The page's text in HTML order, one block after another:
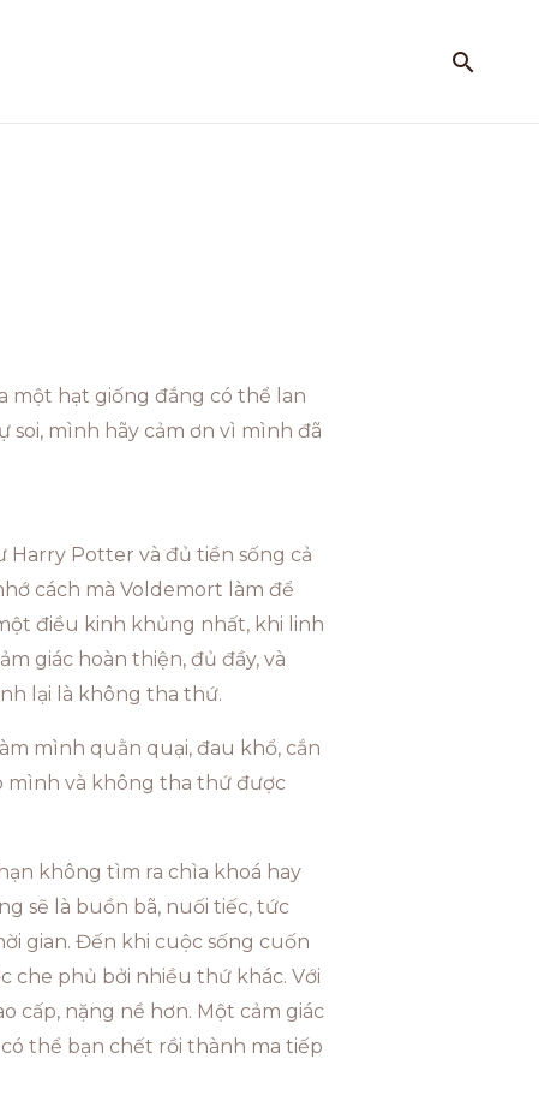
một hạt giống đắng có thể lan
mình hãy cảm ơn vì mình đã
Potter và đủ tiền sống cả
cách mà Voldemort làm để
điều kinh khủng nhất, khi linh
giác hoàn thiện, đủ đầy, và
lại là không tha thứ.
mình quằn quại, đau khổ, cắn
mình và không tha thứ được
không tìm ra chìa khoá hay
sẽ là buồn bã, nuối tiếc, tức
gian. Đến khi cuộc sống cuốn
che phủ bởi nhiều thứ khác. Với
cấp, nặng nề hơn. Một cảm giác
thể bạn chết rồi thành ma tiếp